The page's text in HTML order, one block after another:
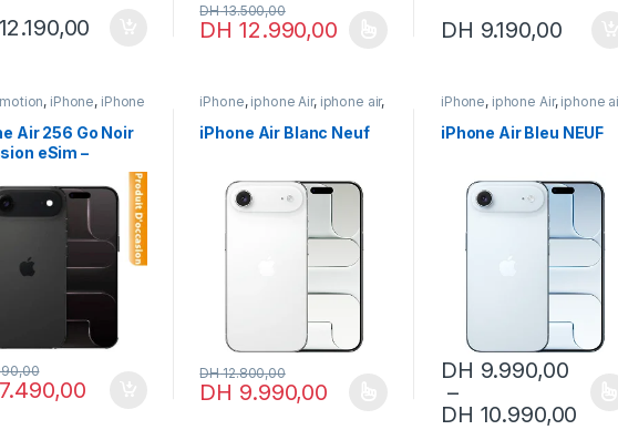
12.190,00 DH 12.990,00
DH13.500,00
Ce produit a plusieurs variations. Les options peuvent
DH 9.190,00
, iPhone, iPhone
air
occasion
Air 256 Go Noir
eSim –
7.490,00
iPhone, iphone Air, iphone air,
iPhone neuf
iPhone Air Blanc Neuf
DH 9.990,00
DH12.800,00
Ce produit a plusieurs variations. Les options peuvent
iPhone, iphone Air, iphone
iPhone neuf
iPhone Air Bleu NEUF
DH 9.990,00
–
DH 10.990,00
Ce produit a plusieurs